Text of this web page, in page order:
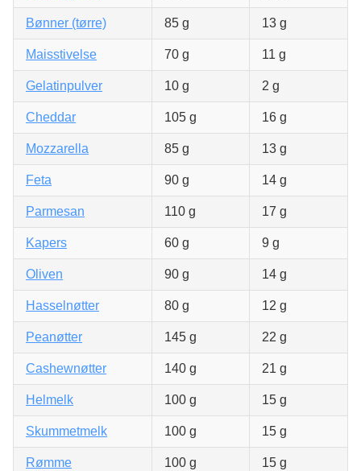
Bønner (tørre) 85 g 13 g
Maisstivelse 70 g 11 g
Gelatinpulver 10 g 2 g
Cheddar 105 g 16 g
Mozzarella 85 g 13 g
Feta 90 g 14 g
Parmesan 110 g 17 g
Kapers 60 g 9 g
Oliven 90 g 14 g
Hasselnøtter 80 g 12 g
Peanøtter 145 g 22 g
Cashewnøtter 140 g 21 g
Helmelk 100 g 15 g
Skummetmelk 100 g 15 g
Rømme 100 g 15 g